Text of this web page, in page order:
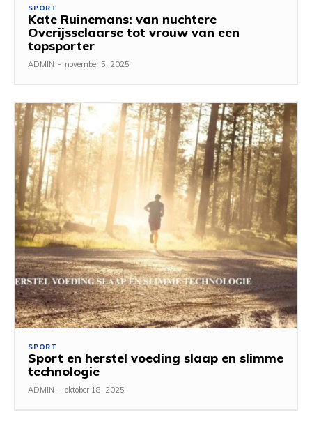
SPORT
Kate Ruinemans: van nuchtere
Overijsselaarse tot vrouw van een
topsporter
ADMIN - november 5, 2025
SPORT
Sport en herstel voeding slaap en slimme
technologie
ADMIN - oktober 18, 2025